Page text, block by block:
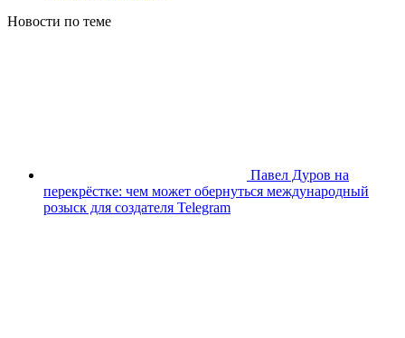
Новости по теме
Павел Дуров на
перекрёстке: чем может обернуться международный
розыск для создателя Telegram